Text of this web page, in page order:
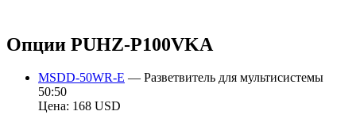
Опции PUHZ-P100VKA
MSDD-50WR-E — Разветвитель для мультисистемы
50:50
Цена: 168 USD